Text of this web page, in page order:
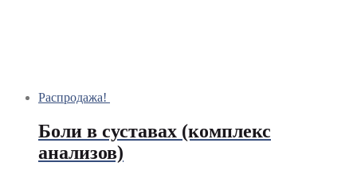
Распродажа!
Боли в суставах (комплекс
анализов)